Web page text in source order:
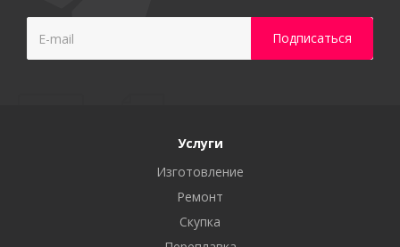
Услуги
Изготовление
Ремонт
Скупка